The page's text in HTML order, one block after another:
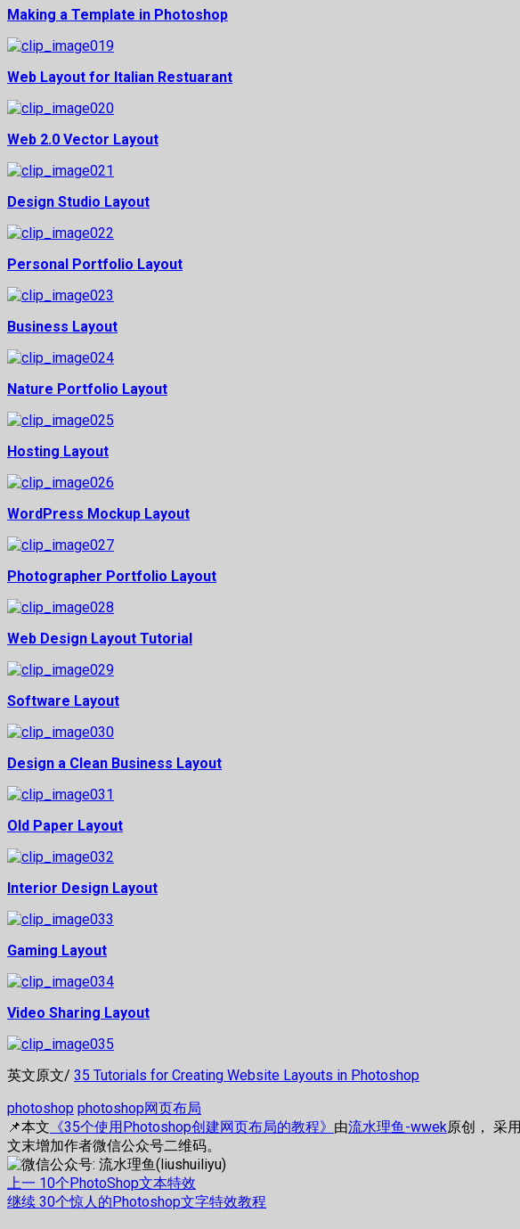
Making a Template in Photoshop
Web Layout for Italian Restuarant
Web 2.0 Vector Layout
Design Studio Layout
Personal Portfolio Layout
Business Layout
Nature Portfolio Layout
Hosting Layout
WordPress Mockup Layout
Photographer Portfolio Layout
Web Design Layout Tutorial
Software Layout
Design a Clean Business Layout
Old Paper Layout
Interior Design Layout
Gaming Layout
Video Sharing Layout
英文原文/ 35 Tutorials for Creating Website Layouts in Photoshop
photoshop photoshop网页布局
📌本文 《35个使用Photoshop创建网页布局的教程》 由流水理鱼-wwek原创， 采用
文末增加作者微信公众号二维码。
文
章
上一 上
篇
10个PhotoShop文本特效
继续 下
30个惊人的Photoshop文字特效教程